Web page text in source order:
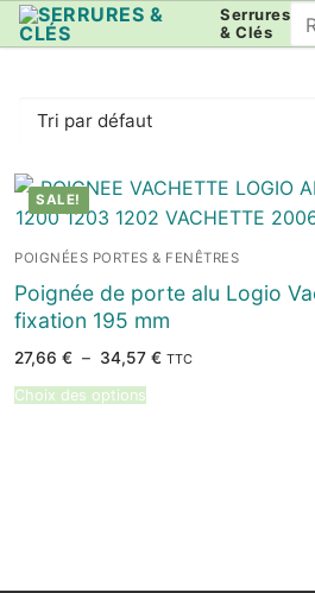
Aller
au
Serrures
& Clés
:
SALE!
POIGNÉES PORTES & FENÊTRES
Poignée de porte alu Logio
fixation 195 mm
27,66 € – 34,57 €Plage
TTC
Choix des options